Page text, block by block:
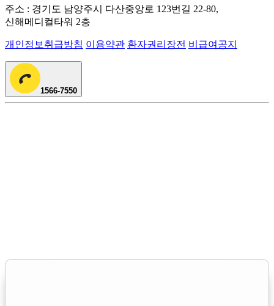
주소 : 경기도 남양주시 다산중앙로 123번길 22-80,
신해메디컬타워 2층
개인정보취급방침 이용약관 환자권리장전 비급여공지
1566-7550